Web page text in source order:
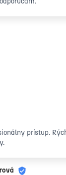
prístup.